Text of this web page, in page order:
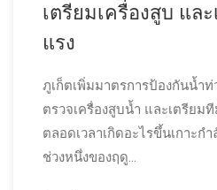
เตรียมเครื่องสูบ และ
แรง
ภูเก็ตเพิ่มมาตรการป้องกันน้ำ
ตรวจเครื่องสูบน้ำ และเตรียม
ตลอดเวลาเกิดอะไรขึ้นเกาะก
ช่วงหนึ่งของฤดู...